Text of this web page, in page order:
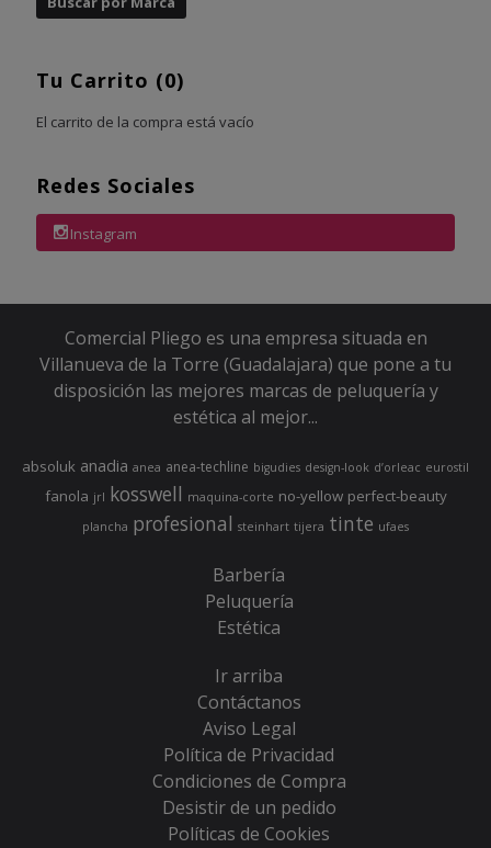
Tu Carrito (0)
El carrito de la compra está vacío
Redes Sociales
Instagram
Comercial Pliego es una empresa situada en
Villanueva de la Torre (Guadalajara) que pone a tu
disposición las mejores marcas de peluquería y
estética al mejor...
absoluk anadia anea anea-techline bigudies design-look d’orleac eurostil
fanola jrl kosswell maquina-corte no-yellow perfect-beauty
plancha profesional steinhart tijera tinte ufaes
Barbería
Peluquería
Estética
Ir arriba
Contáctanos
Aviso Legal
Política de Privacidad
Condiciones de Compra
Desistir de un pedido
Políticas de Cookies